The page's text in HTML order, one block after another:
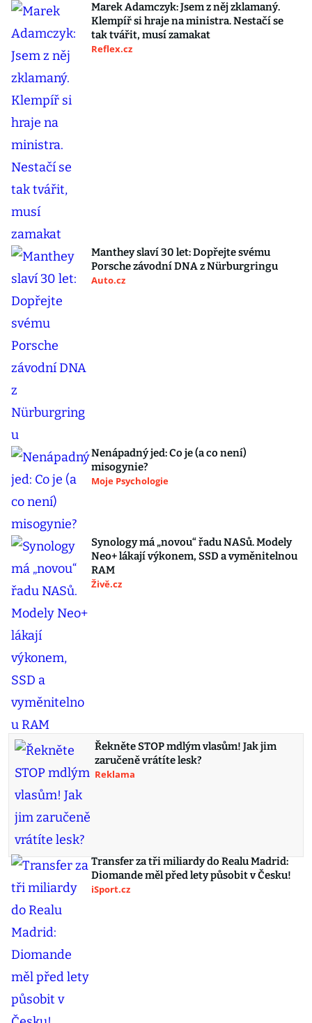
Marek Adamczyk: Jsem z něj zklamaný.
Klempíř si hraje na ministra. Nestačí se
tak tvářit, musí zamakat
Reflex.cz
Manthey slaví 30 let: Dopřejte svému
Porsche závodní DNA z Nürburgringu
Auto.cz
Nenápadný jed: Co je (a co není)
misogynie?
Moje Psychologie
Synology má „novou“ řadu NASů. Modely
Neo+ lákají výkonem, SSD a vyměnitelnou
RAM
Živě.cz
Řekněte STOP mdlým vlasům! Jak jim
zaručeně vrátíte lesk?
Reklama
Transfer za tři miliardy do Realu Madrid:
Diomande měl před lety působit v Česku!
iSport.cz